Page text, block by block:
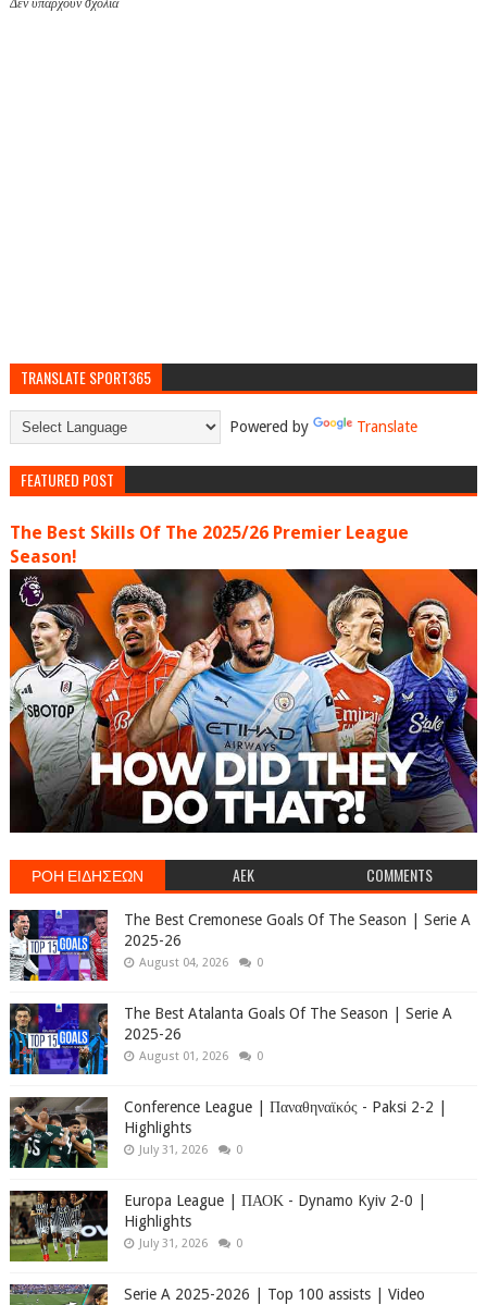
Δεν υπάρχουν σχόλια
TRANSLATE SPORT365
Powered by Translate
FEATURED POST
The Best Skills Of The 2025/26 Premier League
Season!
ΡΟΗ ΕΙΔΗΣΕΩΝ AEK COMMENTS
The Best Cremonese Goals Of The Season | Serie A
2025-26
August 04, 2026 0
The Best Atalanta Goals Of The Season | Serie A
2025-26
August 01, 2026 0
Conference League | Παναθηναϊκός - Paksi 2-2 |
Highlights
July 31, 2026 0
Europa League | ΠΑΟΚ - Dynamo Kyiv 2-0 |
Highlights
July 31, 2026 0
Serie A 2025-2026 | Top 100 assists | Video